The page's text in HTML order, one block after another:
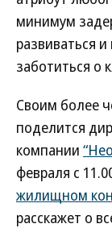
минимум
развиваться
заботиться о
Своим более
поделится
компании
февраля с
жилищном
расскажет о